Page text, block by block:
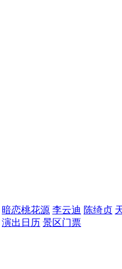
暗恋桃花源 李云迪 陈绮贞
演出日历 景区门票